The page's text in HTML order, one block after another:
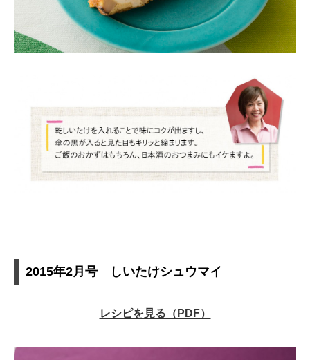
2015年2月号 しいたけシュウマイ
レシピを見る（PDF）